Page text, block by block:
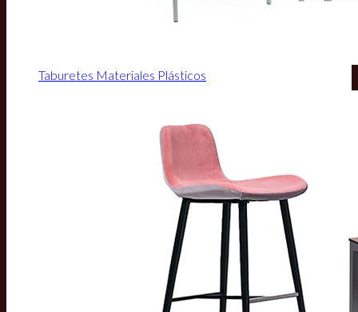
Taburetes Materiales Plásticos